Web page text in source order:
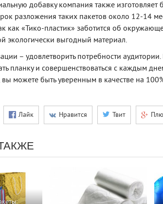
добавку компания также изготовляет
разложения таких пакетов около 12-14
как «Тико-пластик» заботится об
экологически выгодный материал.
– удовлетворить потребности
планку и совершенствоваться с каждым
вы можете быть уверенным в качестве на
Лайк Нравится Твит